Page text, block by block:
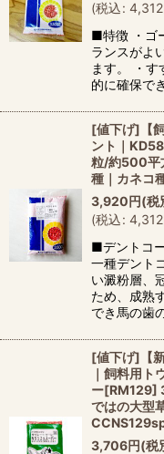
(税込: 4,312
■特徴 ・ゴ
ランスがよ
ます。 ・
的に確保で
[値下げ]【
ント｜
粒/約500平
種｜カネコ
3,920円(税
(税込: 4,312
■デントコ
一種デント
い澱粉層、
ため、成熟
でき馬の歯
[値下げ]【
｜飼料用ト
ー[RM129]
ではの大型
3,706円(税